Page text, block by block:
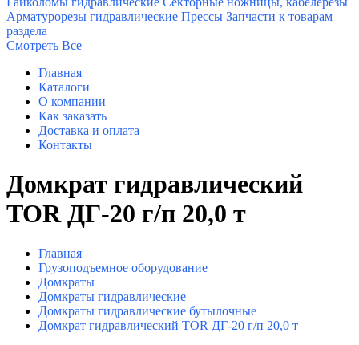
Арматурорезы гидравлические Прессы Запчасти к товарам
раздела
Смотреть Все
Главная
Каталоги
О компании
Как заказать
Доставка и оплата
Контакты
Домкрат гидравлический
TOR ДГ-20 г/п 20,0 т
Главная
Грузоподъемное оборудование
Домкраты
Домкраты гидравлические
Домкраты гидравлические бутылочные
Домкрат гидравлический TOR ДГ-20 г/п 20,0 т